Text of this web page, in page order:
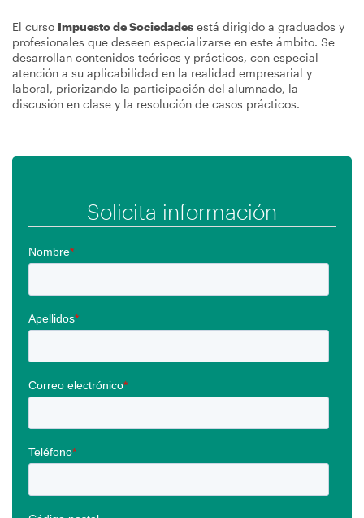
El curso Impuesto de Sociedades está dirigido a graduados y
profesionales que deseen especializarse en este ámbito. Se
desarrollan contenidos teóricos y prácticos, con especial
atención a su aplicabilidad en la realidad empresarial y
laboral, priorizando la participación del alumnado, la
discusión en clase y la resolución de casos prácticos.
Solicita información